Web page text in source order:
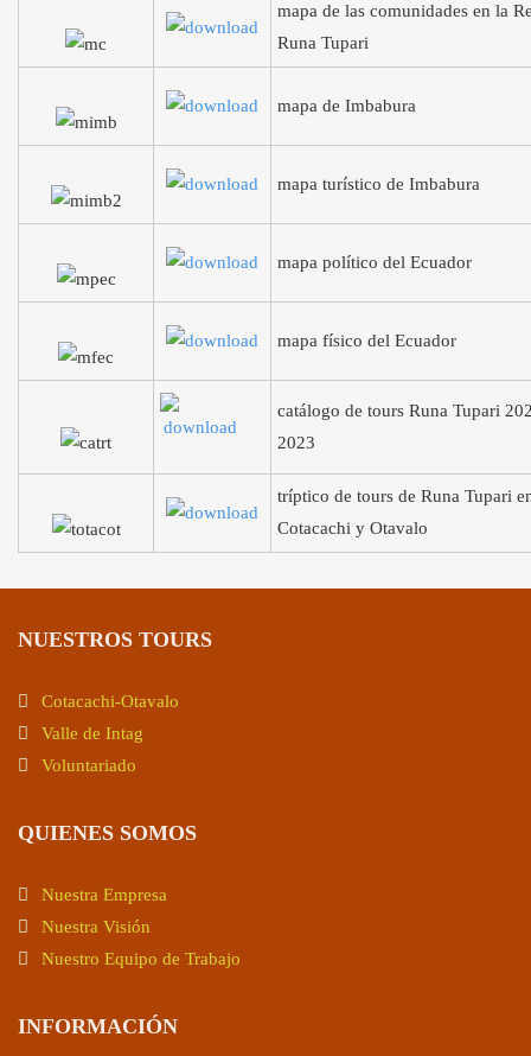
mapa de las comunidades en la
Runa Tupari
mapa de Imbabura
mapa turístico de Imbabura
mapa político del Ecuador
mapa físico del Ecuador
catálogo de tours Runa Tupari
2023
tríptico de tours de Runa Tupari
Cotacachi y Otavalo
NUESTROS TOURS
Cotacachi-Otavalo
Valle de Intag
Voluntariado
QUIENES SOMOS
Nuestra Empresa
Nuestra Visión
Nuestro Equipo de Trabajo
INFORMACIÓN